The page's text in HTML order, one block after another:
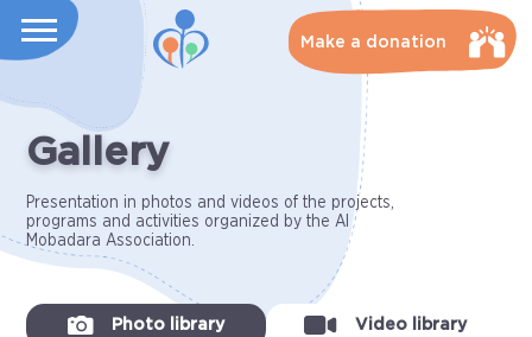
Make a donation
Gallery
Presentation in photos and videos of the projects,
programs and activities organized by the Al
Mobadara Association.
Photo library Video library